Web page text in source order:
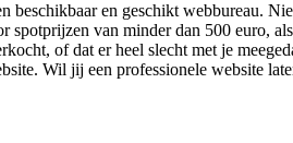
beschikbaar en geschikt webbureau.
spotprijzen van minder dan 500 euro,
of dat er heel slecht met je
Wil jij een professionele website